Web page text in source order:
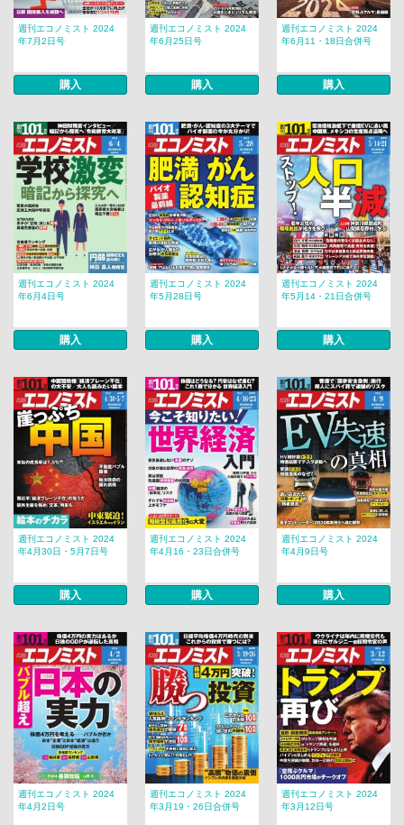
週刊エコノミスト 2024
年7月2日号
購入
週刊エコノミスト 2024
年6月25日号
購入
週刊エコノミスト 2024
年6月11・18日合併号
購入
週刊エコノミスト 2024
年6月4日号
購入
週刊エコノミスト 2024
年5月28日号
購入
週刊エコノミスト 2024
年5月14・21日合併号
購入
週刊エコノミスト 2024
年4月30日・5月7日号
購入
週刊エコノミスト 2024
年4月16・23日合併号
購入
週刊エコノミスト 2024
年4月9日号
購入
週刊エコノミスト 2024
年4月2日号
週刊エコノミスト 2024
年3月19・26日合併号
週刊エコノミスト 2024
年3月12日号